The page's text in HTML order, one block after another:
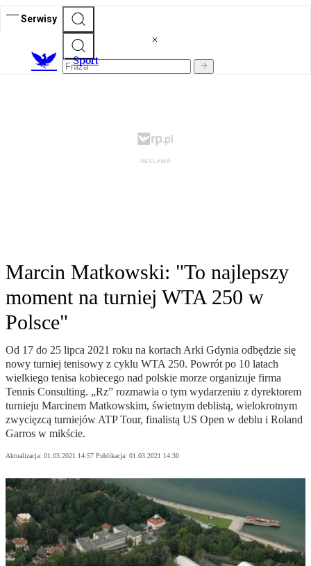
Serwisy
Sport
Marcin Matkowski: "To najlepszy
moment na turniej WTA 250 w
Polsce"
Od 17 do 25 lipca 2021 roku na kortach Arki Gdynia odbędzie się
nowy turniej tenisowy z cyklu WTA 250. Powrót po 10 latach
wielkiego tenisa kobiecego nad polskie morze organizuje firma
Tennis Consulting. „Rz” rozmawia o tym wydarzeniu z dyrektorem
turnieju Marcinem Matkowskim, świetnym deblistą, wielokrotnym
zwycięzcą turniejów ATP Tour, finalistą US Open w deblu i Roland
Garros w mikście.
Aktualizacja: 01.03.2021 14:57 Publikacja: 01.03.2021 14:30